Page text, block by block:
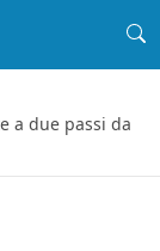
a due passi da